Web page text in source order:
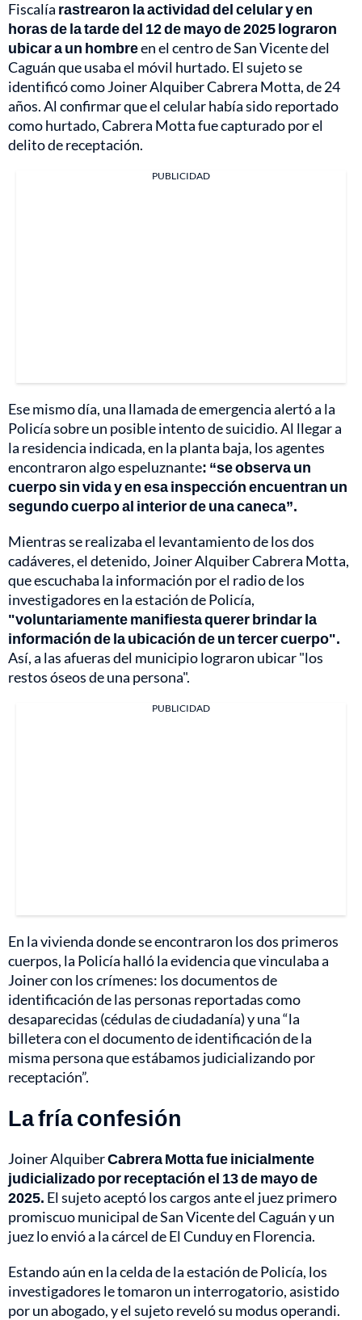
Fiscalía rastrearon la actividad del celular y en
horas de la tarde del 12 de mayo de 2025 lograron
ubicar a un hombreen el centro de San Vicente del
Caguán que usaba el móvil hurtado. El sujeto se
identificó como Joiner Alquiber Cabrera Motta, de 24
años. Al confirmar que el celular había sido reportado
como hurtado, Cabrera Motta fue capturado por el
delito de receptación.
PUBLICIDAD
Ese mismo día, una llamada de emergencia alertó a la
Policía sobre un posible intento de suicidio. Al llegar a
la residencia indicada, en la planta baja, los agentes
encontraron algo espeluznante: “se observa un
cuerpo sin vida y en esa inspección encuentran un
segundo cuerpo al interior de una caneca”.
Mientras se realizaba el levantamiento de los dos
cadáveres, el detenido, Joiner Alquiber Cabrera Motta,
que escuchaba la información por el radio de los
investigadores en la estación de Policía,
"voluntariamente manifiesta querer brindar la
información de la ubicación de un tercer cuerpo".
Así, a las afueras del municipio lograron ubicar "los
restos óseos de una persona".
PUBLICIDAD
En la vivienda donde se encontraron los dos primeros
cuerpos, la Policía halló la evidencia que vinculaba a
Joiner con los crímenes: los documentos de
identificación de las personas reportadas como
desaparecidas (cédulas de ciudadanía) y una “la
billetera con el documento de identificación de la
misma persona que estábamos judicializando por
receptación”.
La fría confesión
Joiner AlquiberCabrera Motta fue inicialmente
judicializado por receptación el 13 de mayo de
2025. El sujeto aceptó los cargos ante el juez primero
promiscuo municipal de San Vicente del Caguán y un
juez lo envió a la cárcel de El Cunduy en Florencia.
Estando aún en la celda de la estación de Policía, los
investigadores le tomaron un interrogatorio, asistido
por un abogado, y el sujeto reveló su modus operandi.